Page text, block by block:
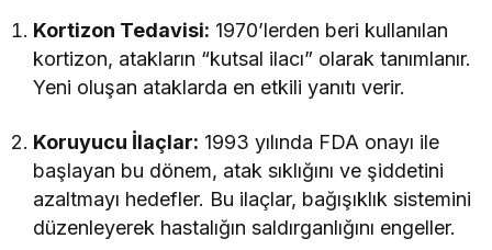
Kortizon Tedavisi: 1970’lerden beri kullanılan
kortizon, atakların “kutsal ilacı” olarak tanımlanır.
Yeni oluşan ataklarda en etkili yanıtı verir.
Koruyucu İlaçlar: 1993 yılında FDA onayı ile
başlayan bu dönem, atak sıklığını ve şiddetini
azaltmayı hedefler. Bu ilaçlar, bağışıklık sistemini
düzenleyerek hastalığın saldırganlığını engeller.